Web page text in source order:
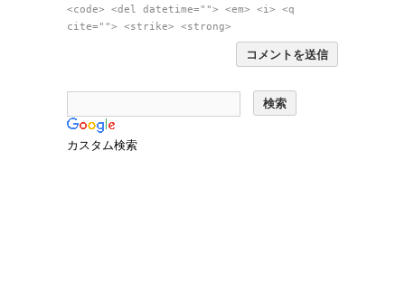
<code> <del datetime=""> <em> <i> <q
cite=""> <strike> <strong>
カスタム検索